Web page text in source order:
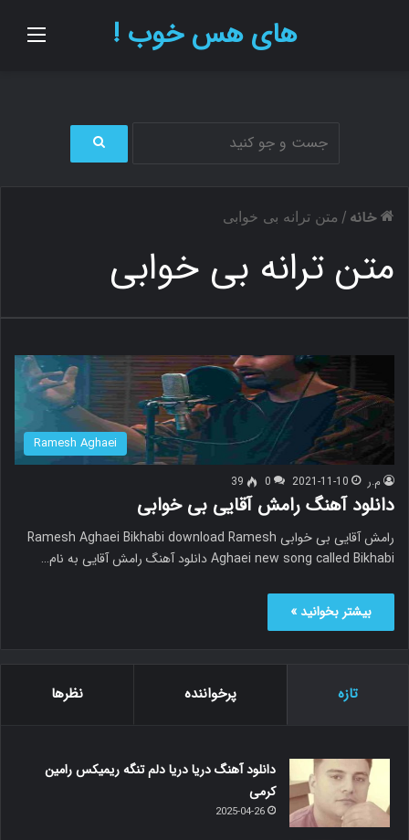
های هس خوب !
ج
ی
خانه / متن ترانه بی خوابی
متن ترانه بی خوابی
Ramesh Aghaei
م.ر 2021-11-10
0
39
دانلود آهنگ رامش آقایی بی خوابی
رامش آقایی بی خوابی Ramesh Aghaei Bikhabi download Ramesh
Aghaei new song called Bikhabi دانلود آهنگ رامش آقایی به نام…
بیشتر بخوانید »
تازه پرخواننده نظرها
دانلود آهنگ دریا دریا دلم تنگه ریمیکس رامین
کرمی
2025-04-26